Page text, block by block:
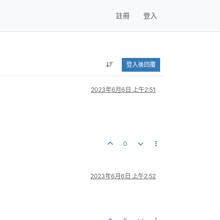
註冊 登入
登入後回覆
2023年6月6日 上午2:51
0
2023年6月6日 上午2:52